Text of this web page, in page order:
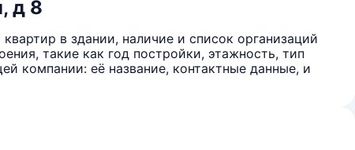
д 8
в здании, наличие и список организаций
такие как год постройки, этажность, тип
компании: её название, контактные данные, и